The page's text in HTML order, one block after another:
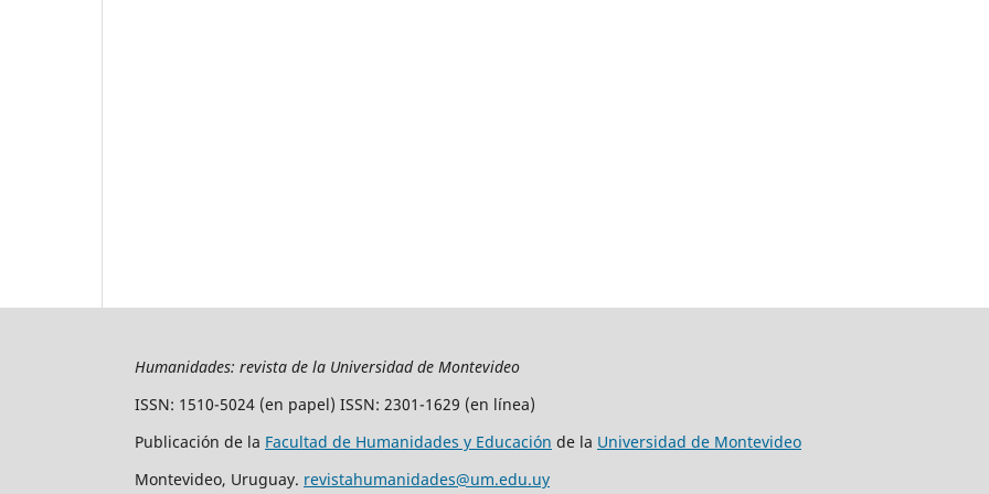
Humanidades: revista de la Universidad de Montevideo
ISSN: 1510-5024 (en papel) ISSN: 2301-1629 (en línea)
Publicación de la Facultad de Humanidades y Educación de la Universidad de Montevideo
Montevideo, Uruguay. revistahumanidades@um.edu.uy